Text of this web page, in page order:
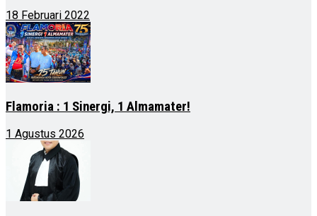
18 Februari 2022
Flamoria : 1 Sinergi, 1 Almamater!
1 Agustus 2026